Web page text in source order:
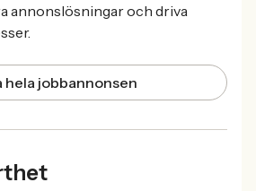
annonslösningar och driva
hela jobbannonsen